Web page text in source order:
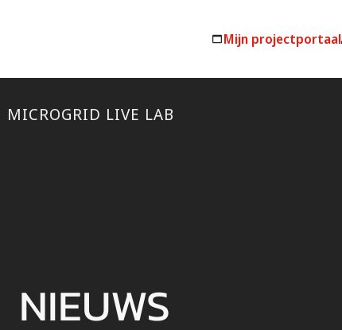
Mijn projectportaal
MICROGRID LIVE LAB
NIEUWS